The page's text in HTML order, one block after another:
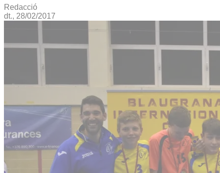
Redacció
dt., 28/02/2017